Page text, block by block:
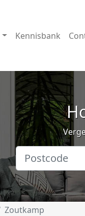
Kennisbank
Zoutkamp